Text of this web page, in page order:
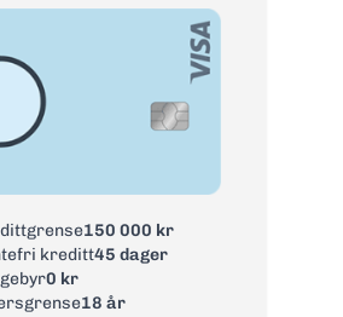
Reise- og
avbestillingsforsikring
35 kr + 1 % av uttak
i
75 kr + 1 % av uttak
0 kr
150 000 kr
kreditt45 dager
0 kr
18 år